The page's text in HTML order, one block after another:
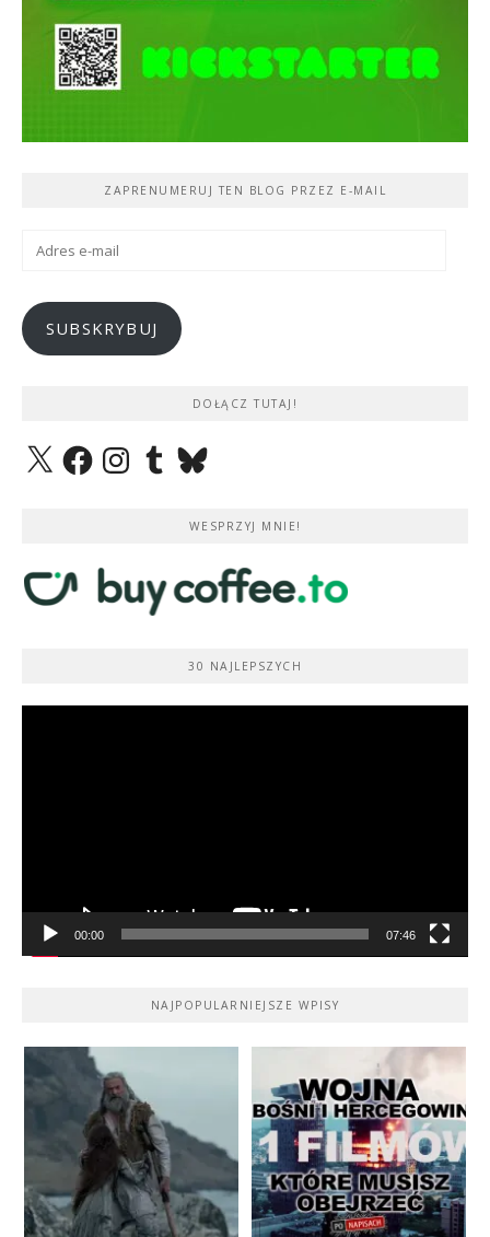
ZAPRENUMERUJ TEN BLOG PRZEZ E-MAIL
Adres
SUBSKRYBUJ
DOŁĄCZ TUTAJ!
X FacebookInstagramTumblrBluesky
WESPRZYJ MNIE!
30 NAJLEPSZYCH
00:00 07:46
NAJPOPULARNIEJSZE WPISY